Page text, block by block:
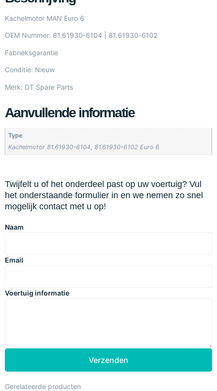
Kachelmotor MAN Euro 6
OEM Nummer: 81.61930-6104 | 81.61930-6102
Fabrieksgarantie
Conditie: Nieuw
Merk: DT Spare Parts
Aanvullende informatie
Type
Kachelmotor 81.61930-6104, 81.61930-6102 Euro 6
Twijfelt u of het onderdeel past op uw voertuig? Vul
het onderstaande formulier in en we nemen zo snel
mogelijk contact met u op!
Naam
Email
Voertuig informatie
Verzenden
Gerelateerde producten